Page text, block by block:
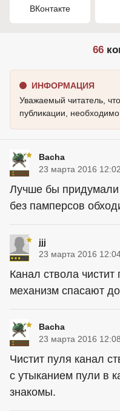
ВКонтакте
66
ИНФОРМАЦИЯ
Уважаемый читатель,
публикации, необходимо
Bacha
23 марта 2016 12:02
Лучше бы
без памперсов
jjj
23 марта 2016
Канал ствола чистит
механизм спасают
Bacha
23 марта 2016 12:08
Чистит пуля канал
с утыканием пули в
знакомы.